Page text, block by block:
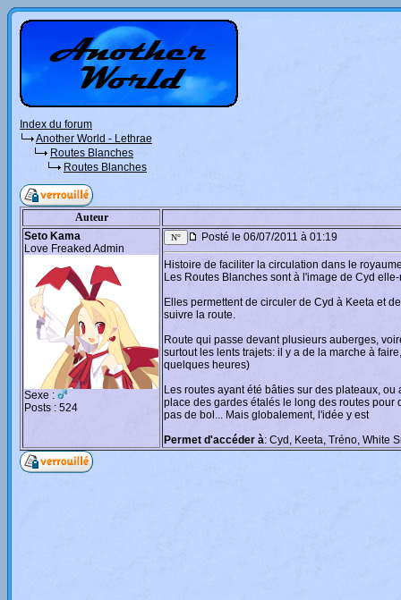
Index du forum
Another World - Lethrae
Routes Blanches
Routes Blanches
Auteur
Seto Kama
Love Freaked Admin
Sexe :
Posts : 524
Posté le 06/07/2011 à 01:19
Histoire de faciliter la circulation dans le
Les Routes Blanches sont à l'image de Cyd
Elles permettent de circuler de Cyd à Keeta et
suivre la route.
Route qui passe devant plusieurs auberges,
surtout les lents trajets: il y a de la marche à
quelques heures)
Les routes ayant été bâties sur des plateaux,
place des gardes étalés le long des routes
pas de bol... Mais globalement, l'idée y est
Permet d'accéder à: Cyd, Keeta, Tréno, White